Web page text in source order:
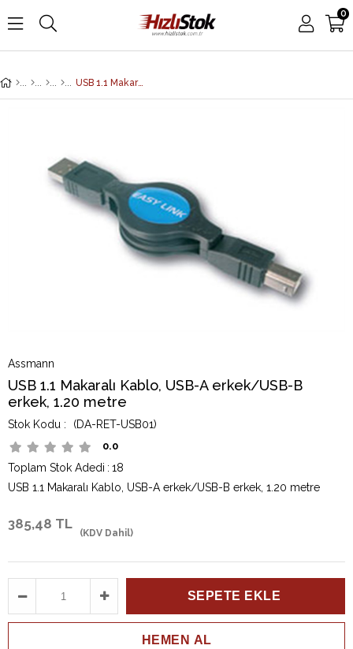
0
USB 1.1 Makaralı Kablo, USB-A erkek/USB-B erkek, 1.20 metre
Assmann
USB 1.1 Makaralı Kablo, USB-A erkek/USB-B
erkek, 1.20 metre
(DA-RET-USB01)
0.0
Toplam Stok Adedi : 18
USB 1.1 Makaralı Kablo, USB-A erkek/USB-B erkek, 1.20 metre
385,48 TL
(KDV Dahil)